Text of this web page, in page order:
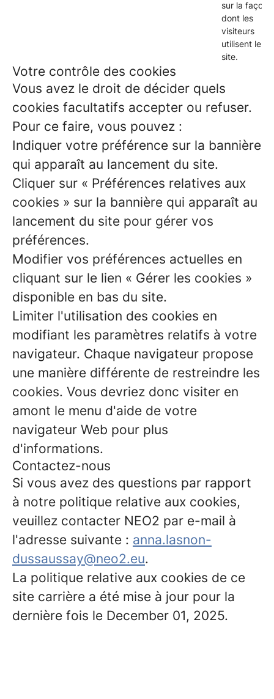
sur la façon
dont les
visiteurs
utilisent le
site.
Votre contrôle des cookies
Vous avez le droit de décider quels
cookies facultatifs accepter ou refuser.
Pour ce faire, vous pouvez :
Indiquer votre préférence sur la bannière
qui apparaît au lancement du site.
Cliquer sur « Préférences relatives aux
cookies » sur la bannière qui apparaît au
lancement du site pour gérer vos
préférences.
Modifier vos préférences actuelles en
cliquant sur le lien « Gérer les cookies »
disponible en bas du site.
Limiter l'utilisation des cookies en
modifiant les paramètres relatifs à votre
navigateur. Chaque navigateur propose
une manière différente de restreindre les
cookies. Vous devriez donc visiter en
amont le menu d'aide de votre
navigateur Web pour plus
d'informations.
Contactez-nous
Si vous avez des questions par rapport
à notre politique relative aux cookies,
veuillez contacter NEO2 par e-mail à
l'adresse suivante : anna.lasnon-
dussaussay@neo2.eu.
La politique relative aux cookies de ce
site carrière a été mise à jour pour la
dernière fois le December 01, 2025.